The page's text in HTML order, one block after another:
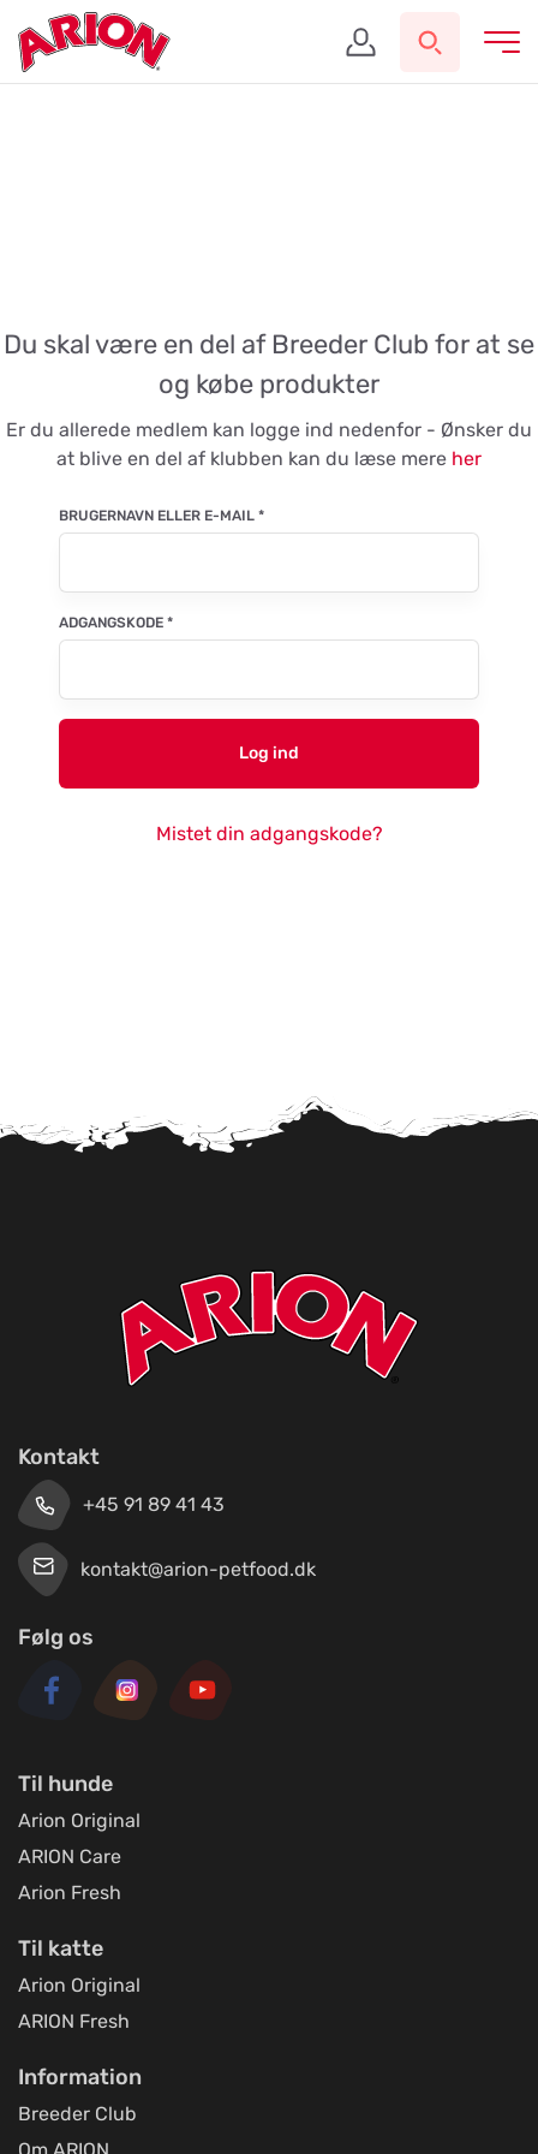
Du skal være en del af Breeder Club for at se
og købe produkter
Er du allerede medlem kan logge ind nedenfor - Ønsker du
at blive en del af klubben kan du læse mere her
BRUGERNAVN ELLER E-MAIL *
ADGANGSKODE *
Log ind
Mistet din adgangskode?
Kontakt
+45 91 89 41 43
kontakt@arion-petfood.dk
Følg os
Til hunde
Arion Original
ARION Care
Arion Fresh
Til katte
Arion Original
ARION Fresh
Information
Breeder Club